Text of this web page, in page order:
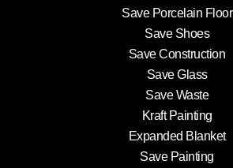
Save Porcelain Floor
Save Shoes
Save Construction
Save Glass
Save Waste
Kraft Painting
Expanded Blanket
Save Painting